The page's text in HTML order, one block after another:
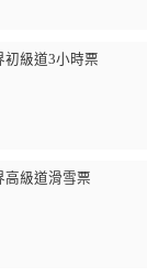
初級道3小時票
高級道滑雪票